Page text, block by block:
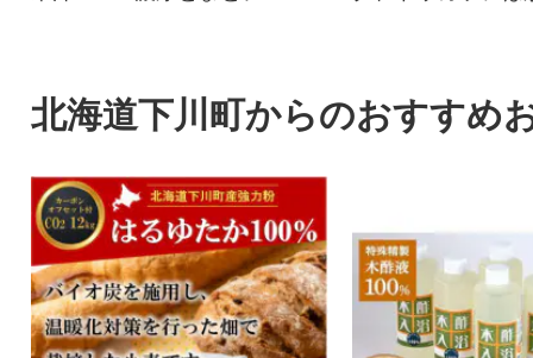
北海道下川町からのおすすめ